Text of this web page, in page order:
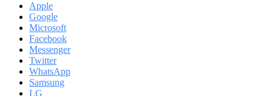
Apple
Google
Microsoft
Facebook
Messenger
Twitter
WhatsApp
Samsung
LG